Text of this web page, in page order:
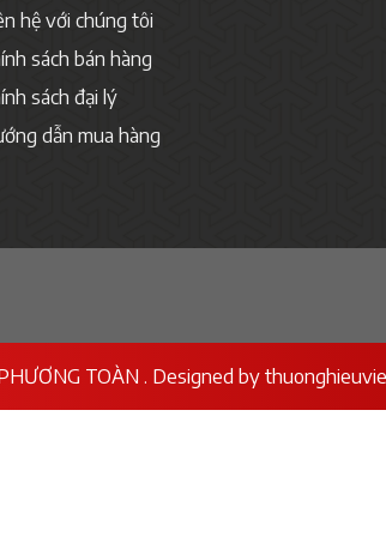
hệ với chúng tôi
sách bán hàng
sách đại lý
dẫn mua hàng
TOÀN . Designed by